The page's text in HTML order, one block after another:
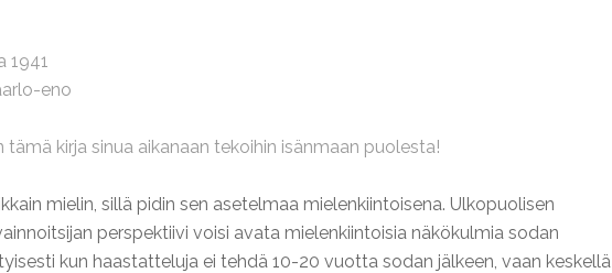
1941
eno
tämä kirja sinua aikanaan tekoihin isänmaan puolesta!
mielin, sillä pidin sen asetelmaa mielenkiintoisena. Ulkopuolisen
perspektiivi voisi avata mielenkiintoisia näkökulmia sodan
kun haastatteluja ei tehdä 10-20 vuotta sodan jälkeen, vaan keskellä